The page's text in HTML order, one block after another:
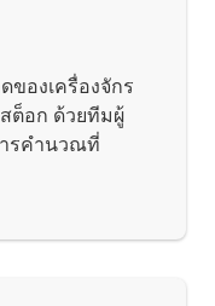
ของเครื่องจักร
ต็อก ด้วยทีมผู้
รคำนวณที่